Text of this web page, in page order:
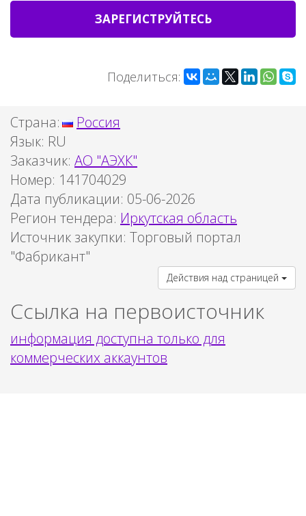
ЗАРЕГИСТРУЙТЕСЬ
Поделиться:
Страна:
Россия
Язык: RU
Заказчик: АО "АЭХК"
Номер: 141704029
Дата публикации: 05-06-2026
Регион тендера: Иркутская область
Источник закупки: Торговый портал
"Фабрикант"
Действия над страницей
Ссылка на первоисточник
информация доступна только для
коммерческих аккаунтов